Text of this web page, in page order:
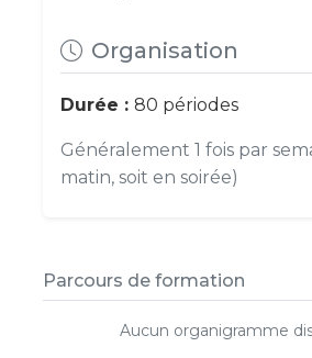
Organisation
Durée : 80 périodes
Généralement 1 fois par
matin, soit en soirée)
Parcours de formation
Aucun organigramme